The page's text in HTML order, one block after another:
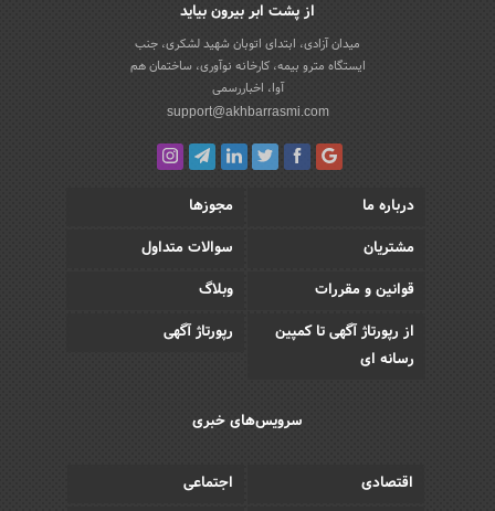
از پشت ابر بیرون بیاید
میدان آزادی، ابتدای اتوبان شهید لشکری، جنب
ایستگاه مترو بیمه، کارخانه نوآوری، ساختمان هم
آوا، اخباررسمی
support@akhbarrasmi.com
درباره ما
مجوزها
مشتریان
سوالات متداول
قوانین و مقررات
وبلاگ
از رپورتاژ آگهی تا کمپین
رسانه ای
رپورتاژ آگهی
سرویس‌های خبری
اقتصادی اجتماعی